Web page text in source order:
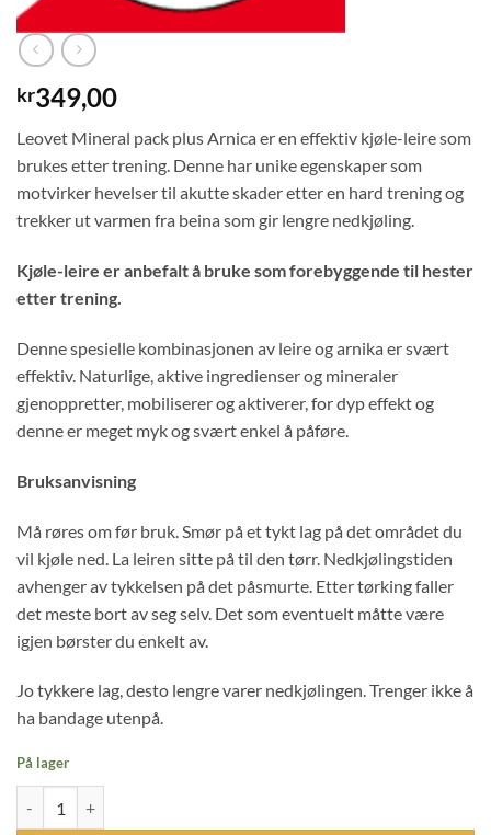
kr349,00
Leovet Mineral pack plus Arnica er en effektiv kjøle-leire som
brukes etter trening. Denne har unike egenskaper som
motvirker hevelser til akutte skader etter en hard trening og
trekker ut varmen fra beina som gir lengre nedkjøling.
Kjøle-leire er anbefalt å bruke som forebyggende til hester
etter trening.
Denne spesielle kombinasjonen av leire og arnika er svært
effektiv. Naturlige, aktive ingredienser og mineraler
gjenoppretter, mobiliserer og aktiverer, for dyp effekt og
denne er meget myk og svært enkel å påføre.
Bruksanvisning
Må røres om før bruk. Smør på et tykt lag på det området du
vil kjøle ned. La leiren sitte på til den tørr. Nedkjølingstiden
avhenger av tykkelsen på det påsmurte. Etter tørking faller
det meste bort av seg selv. Det som eventuelt måtte være
igjen børster du enkelt av.
Jo tykkere lag, desto lengre varer nedkjølingen. Trenger ikke å
ha bandage utenpå.
På lager